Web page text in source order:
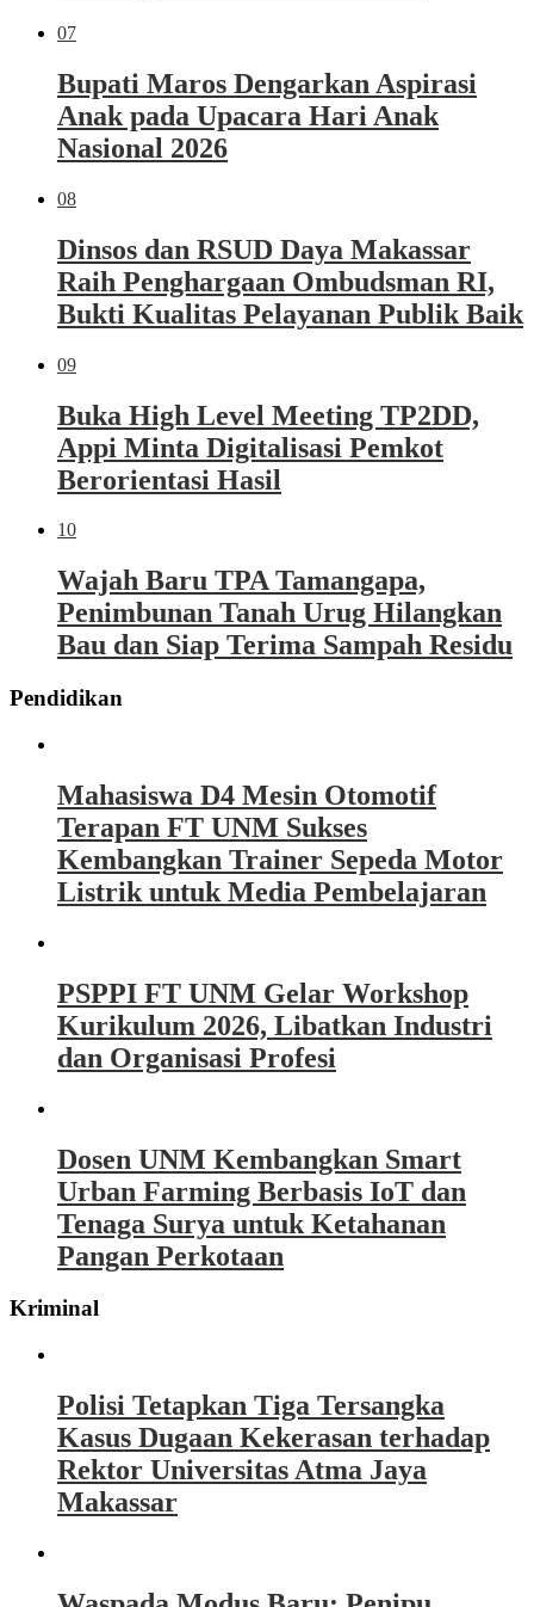
07
Bupati Maros Dengarkan Aspirasi
Anak pada Upacara Hari Anak
Nasional 2026
08
Dinsos dan RSUD Daya Makassar
Raih Penghargaan Ombudsman RI,
Bukti Kualitas Pelayanan Publik Baik
09
Buka High Level Meeting TP2DD,
Appi Minta Digitalisasi Pemkot
Berorientasi Hasil
10
Wajah Baru TPA Tamangapa,
Penimbunan Tanah Urug Hilangkan
Bau dan Siap Terima Sampah Residu
Pendidikan
Mahasiswa D4 Mesin Otomotif
Terapan FT UNM Sukses
Kembangkan Trainer Sepeda Motor
Listrik untuk Media Pembelajaran
PSPPI FT UNM Gelar Workshop
Kurikulum 2026, Libatkan Industri
dan Organisasi Profesi
Dosen UNM Kembangkan Smart
Urban Farming Berbasis IoT dan
Tenaga Surya untuk Ketahanan
Pangan Perkotaan
Kriminal
Polisi Tetapkan Tiga Tersangka
Kasus Dugaan Kekerasan terhadap
Rektor Universitas Atma Jaya
Makassar